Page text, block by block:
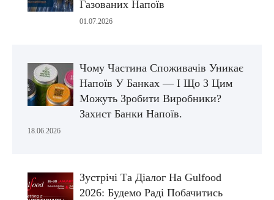
Газованих Напоїв
01.07.2026
Чому Частина Споживачів Уникає
Напоїв У Банках — І Що З Цим
Можуть Зробити Виробники?
Захист Банки Напоїв.
18.06.2026
Зустрічі Та Діалог На Gulfood
2026: Будемо Раді Побачитись